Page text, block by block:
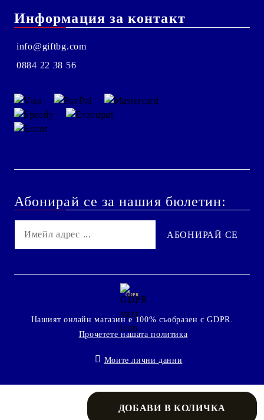
Информация за контакт
info@giftbg.com
0884 22 38 56
Абонирай се за нашия бюлетин:
GDPR
Нашият онлайн магазин е 100% съобразен с GDPR.
Прочетете нашата политика
Моите лични данни